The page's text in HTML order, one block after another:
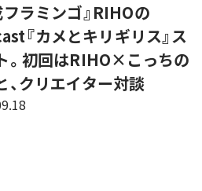
フラミンゴ』RIHOの
『カメとキリギリス』ス
。初回はRIHO×こっちの
、クリエイター対談